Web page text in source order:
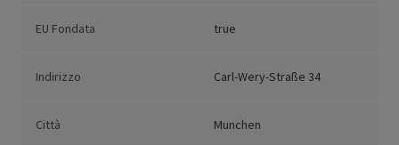
EU Fondata true
Indirizzo Carl-Wery-Straße 34
Città Munchen